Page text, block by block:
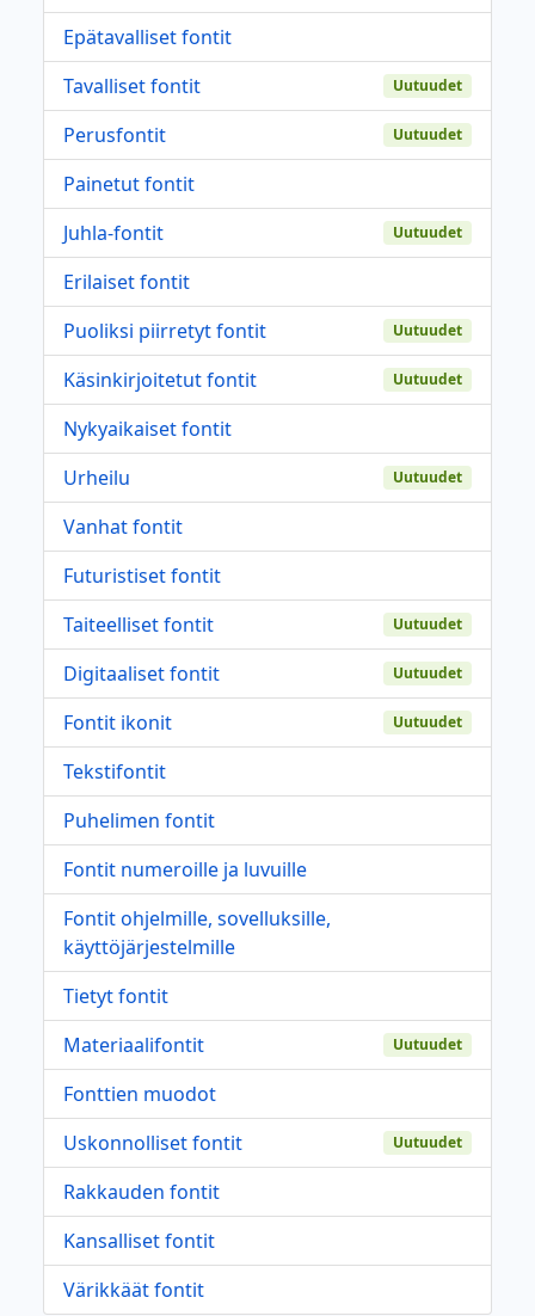
Epätavalliset fontit
Tavalliset fontit
Uutuudet
Perusfontit Uutuudet
Painetut fontit
Juhla-fontit
Uutuudet
Erilaiset fontit
Puoliksi piirretyt fontit
Uutuudet
Käsinkirjoitetut fontit Uutuudet
Nykyaikaiset fontit
Urheilu
Uutuudet
Vanhat fontit
Futuristiset fontit
Taiteelliset fontit
Uutuudet
Digitaaliset fontit Uutuudet
Fontit ikonit Uutuudet
Tekstifontit
Puhelimen fontit
Fontit numeroille ja luvuille
Fontit ohjelmille, sovelluksille,
käyttöjärjestelmille
Tietyt fontit
Materiaalifontit
Uutuudet
Fonttien muodot
Uskonnolliset fontit
Uutuudet
Rakkauden fontit
Kansalliset fontit
Värikkäät fontit